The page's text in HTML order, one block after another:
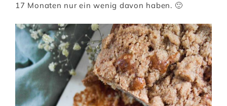
17 Monaten nur ein wenig davon haben. 🙂